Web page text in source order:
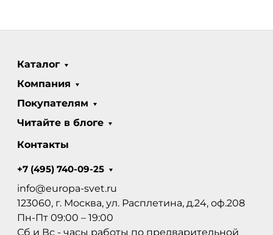
Каталог
Компания
Покупателям
Читайте в блоге
Контакты
+7 (495) 740-09-25
info@europa-svet.ru
123060, г. Москва, ул. Расплетина, д.24, оф.208
Пн-Пт 09:00 – 19:00
Сб и Вс - часы работы по предварительной